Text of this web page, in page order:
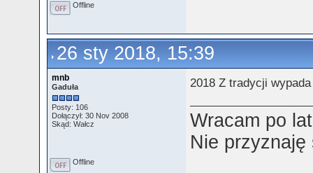
Offline
26 sty 2018, 15:39
mnb
Gaduła
Posty: 106
Dołączył: 30 Nov 2008
Skąd: Wałcz
2018 Z tradycji
Wracam po
Nie
Offline